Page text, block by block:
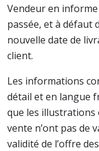
Vendeur en informe
passée, et à défaut
nouvelle date de
client.
Les informations
détail et en langue
que les
vente n’ont pas de
validité de l’offre